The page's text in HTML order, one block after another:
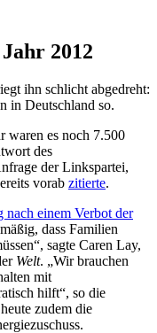
2012
ihn schlicht abgedreht:
in Deutschland so.
waren es noch 7.500
des
der Linkspartei,
vorab zitierte.
nach einem Verbot der
dass Familien
sagte Caren Lay,
Welt. „Wir brauchen
mit
hilft“, so die
zudem die